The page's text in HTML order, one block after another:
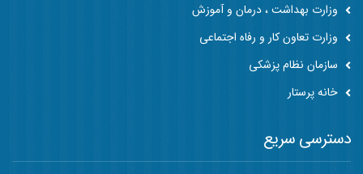
وزارت بهداشت ، درمان و آموزش
وزارت تعاون کار و رفاه اجتماعی
سازمان نظام پزشکی
خانه پرستار
دسترسی سریع